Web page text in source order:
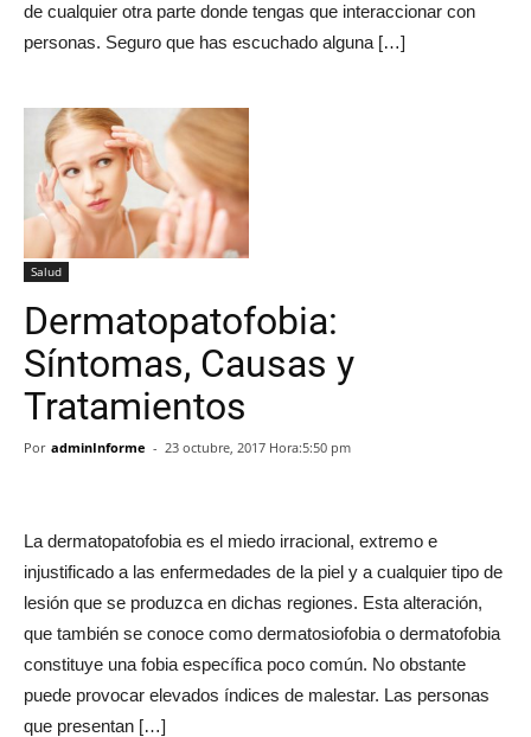
de cualquier otra parte donde tengas que interaccionar con
personas. Seguro que has escuchado alguna […]
Salud
Dermatopatofobia:
Síntomas, Causas y
Tratamientos
Por adminInforme - 23 octubre, 2017 Hora:5:50 pm
La dermatopatofobia es el miedo irracional, extremo e
injustificado a las enfermedades de la piel y a cualquier tipo de
lesión que se produzca en dichas regiones. Esta alteración,
que también se conoce como dermatosiofobia o dermatofobia
constituye una fobia específica poco común. No obstante
puede provocar elevados índices de malestar. Las personas
que presentan […]